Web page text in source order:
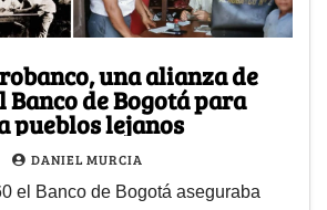
una alianza de
Banco de Bogotá para
pueblos lejanos
DANIEL MURCIA
el Banco de Bogotá aseguraba